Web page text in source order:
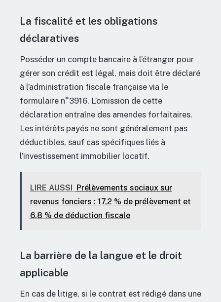
La fiscalité et les obligations
déclaratives
Posséder un compte bancaire à l’étranger pour
gérer son crédit est légal, mais doit être déclaré
à l’administration fiscale française via le
formulaire n°3916. L’omission de cette
déclaration entraîne des amendes forfaitaires.
Les intérêts payés ne sont généralement pas
déductibles, sauf cas spécifiques liés à
l’investissement immobilier locatif.
LIRE AUSSI Prélèvements sociaux sur
revenus fonciers : 17,2 % de prélèvement et
6,8 % de déduction fiscale
La barrière de la langue et le droit
applicable
En cas de litige, si le contrat est rédigé dans une